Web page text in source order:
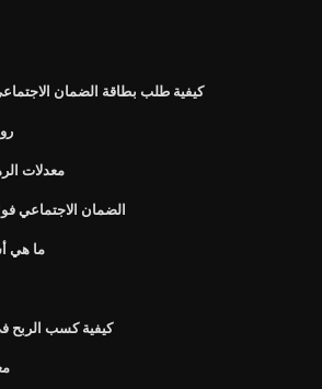
كيفية طلب بطاقة الضمان
1
معدلات
الضمان الاجتماعي
ما هي
كيفية كسب الربح